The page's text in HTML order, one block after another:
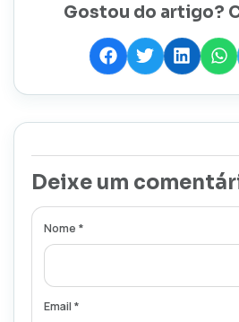
Gostou do artigo?
Deixe um
Nome *
Email *